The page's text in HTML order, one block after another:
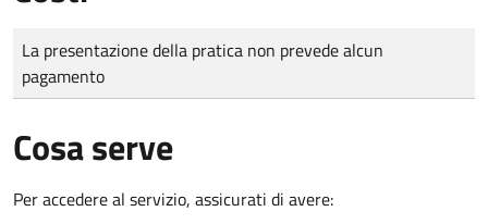
Tipo di pagamento
Importo
La presentazione della pratica non prevede alcun
pagamento
Cosa serve
Per accedere al servizio, assicurati di avere: